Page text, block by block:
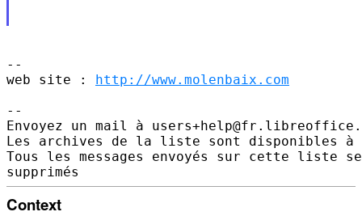
--
web site : http://www.molenbaix.com
--
Envoyez un mail à
Les archives de la liste sont disponibles à
Tous les messages envoyés sur cette liste
Context